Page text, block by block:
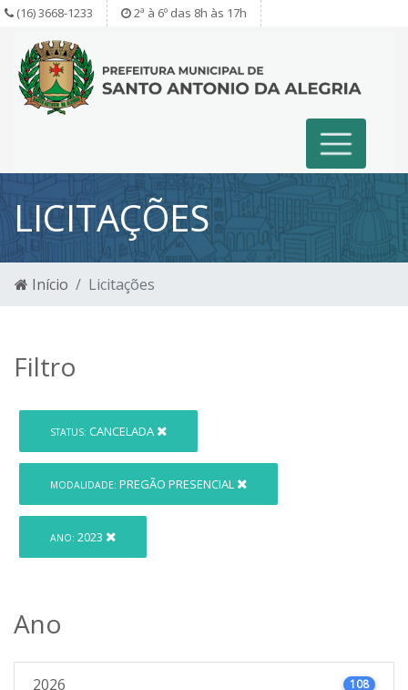
(16) 3668-1233 2ª à 6º das 8h às 17h
LICITAÇÕES
Início Licitações
Filtro
STATUS: CANCELADA
MODALIDADE: PREGÃO PRESENCIAL
ANO: 2023
Ano
2026 108